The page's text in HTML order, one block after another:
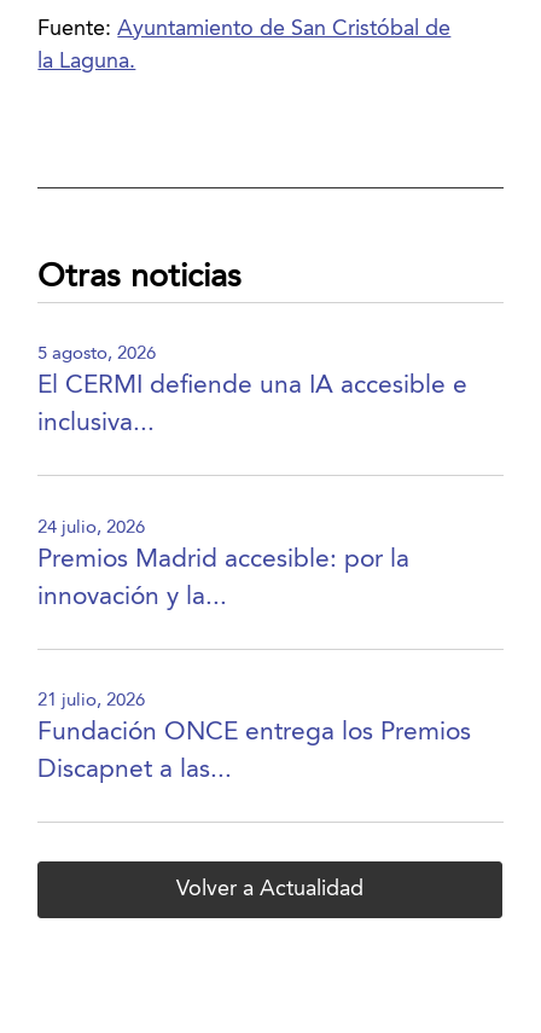
Fuente:Ayuntamiento de San Cristóbal de
la Laguna.
Otras noticias
5 agosto, 2026
El CERMI defiende una IA accesible e
inclusiva...
24 julio, 2026
Premios Madrid accesible: por la
innovación y la...
21 julio, 2026
Fundación ONCE entrega los Premios
Discapnet a las...
Volver a Actualidad